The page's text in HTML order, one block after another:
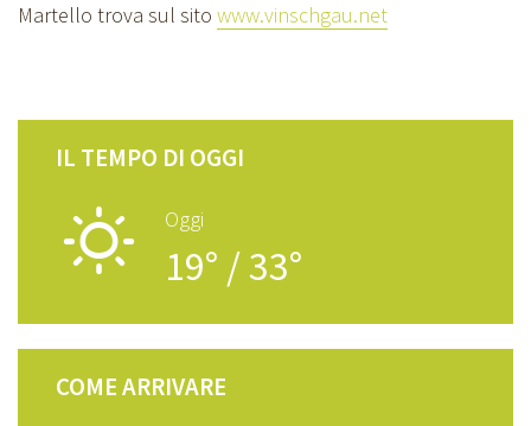
Martello trova sul sito www.vinschgau.net
IL TEMPO DI OGGI
B Oggi
19° / 33°
COME ARRIVARE